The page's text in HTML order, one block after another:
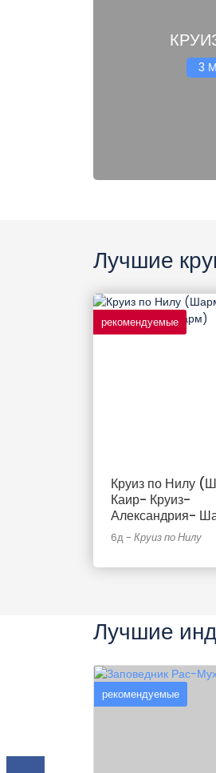
3
Лучшие
рекомендуемые
Круиз по Нилу
Каир- Круиз-
Александрия-
6д- Круиз по Нилу
Лучшие
рекомендуемые